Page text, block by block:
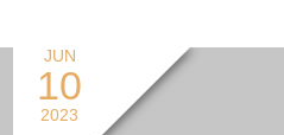
JUN
10
2023